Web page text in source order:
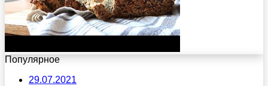
Популярное
29.07.2021